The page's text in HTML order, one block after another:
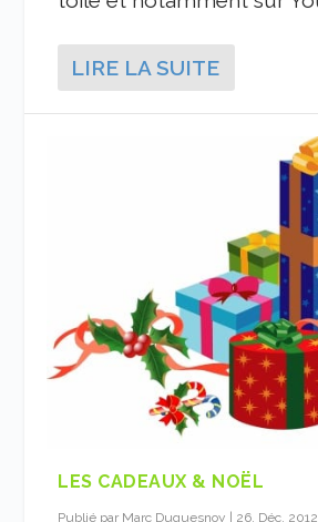
LIRE LA SUITE
LES CADEAUX & NOËL
Publié par Marc Duquesnoy | 26, Déc, 2012